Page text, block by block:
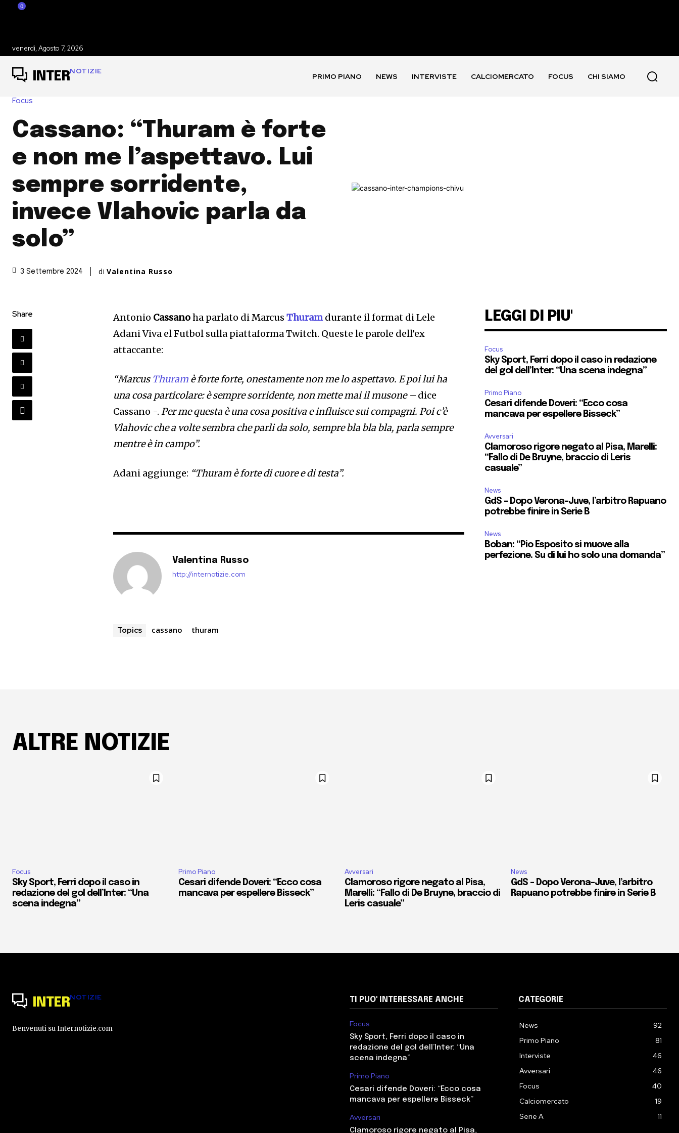
0
venerdì, Agosto 7, 2026
INTERNOTIZIE
PRIMO PIANO NEWS INTERVISTE CALCIOMERCATO FOCUS CHI SIAMO
Focus
Cassano: “Thuram è forte
e non me l’aspettavo. Lui
sempre sorridente,
invece Vlahovic parla da
solo”
3 Settembre 2024 di Valentina Russo
Share Antonio Cassanoha parlato di MarcusThuram durante il format di Lele
Adani Viva el Futbol sulla piattaforma Twitch. Queste le parole dell’ex
attaccante:
“Marcus Thuram è forte forte, onestamente non me lo aspettavo. E poi lui ha
una cosa particolare: è sempre sorridente, non mette mai il musone – dice
Cassano -. Per me questa è una cosa positiva e influisce sui compagni. Poi c’è
Vlahovic che a volte sembra che parli da solo, sempre bla bla bla, parla sempre
mentre è in campo”.
Adani aggiunge: “Thuram è forte di cuore e di testa”.
Valentina Russo
http://internotizie.com
Topics cassano thuram
LEGGI DI PIU'
Focus
Sky Sport, Ferri dopo il caso in redazione
del gol dell’Inter: “Una scena indegna”
Primo Piano
Cesari difende Doveri: “Ecco cosa
mancava per espellere Bisseck”
Avversari
Clamoroso rigore negato al Pisa, Marelli:
“Fallo di De Bruyne, braccio di Leris
casuale”
News
GdS – Dopo Verona-Juve, l’arbitro Rapuano
potrebbe finire in Serie B
News
Boban: “Pio Esposito si muove alla
perfezione. Su di lui ho solo una domanda”
ALTRE NOTIZIE
Focus
Sky Sport, Ferri dopo il caso in
redazione del gol dell’Inter: “Una
scena indegna”
Primo Piano
Cesari difende Doveri: “Ecco cosa
mancava per espellere Bisseck”
Avversari
Clamoroso rigore negato al Pisa,
Marelli: “Fallo di De Bruyne, braccio di
Leris casuale”
News
GdS – Dopo Verona-Juve, l’arbitro
Rapuano potrebbe finire in Serie B
INTERNOTIZIE
Benvenuti su Internotizie.com
TI PUO' INTERESSARE ANCHE
Focus
Sky Sport, Ferri dopo il caso in
redazione del gol dell’Inter: “Una
scena indegna”
Primo Piano
Cesari difende Doveri: “Ecco cosa
mancava per espellere Bisseck”
Avversari
Clamoroso rigore negato al Pisa,
CATEGORIE
News
92
Primo Piano
81
Interviste
46
Avversari
46
Focus
40
Calciomercato
19
Serie A
11